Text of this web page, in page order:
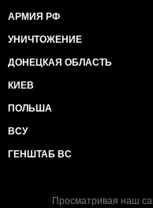
АРМИЯ РФ
УНИЧТОЖЕНИЕ
ДОНЕЦКАЯ ОБЛАСТЬ
КИЕВ
ПОЛЬША
ВСУ
ГЕНШТАБ ВС
Просматривая наш